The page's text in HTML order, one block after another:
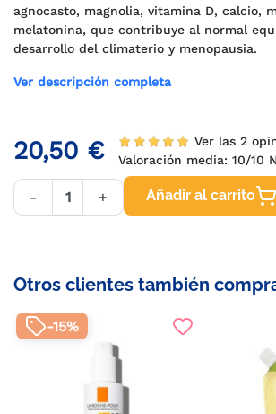
agnocasto, magnolia, vitamina D, calcio,
melatonina, que contribuye al normal
desarrollo del climaterio y menopausia.
Ver descripción completa
20,50 €
Ver las 2
Valoración media: 10/10
- + Añadir al carrito
Otros clientes también
-15%